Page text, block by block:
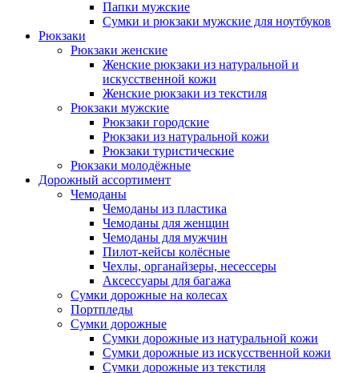
Папки мужские
Сумки и рюкзаки мужские для ноутбуков
Рюкзаки
Рюкзаки женские
Женские рюкзаки из натуральной и
искусственной кожи
Женские рюкзаки из текстиля
Рюкзаки мужские
Рюкзаки городские
Рюкзаки из натуральной кожи
Рюкзаки туристические
Рюкзаки молодёжные
Дорожный ассортимент
Чемоданы
Чемоданы из пластика
Чемоданы для женщин
Чемоданы для мужчин
Пилот-кейсы колёсные
Чехлы, органайзеры, несессеры
Аксессуары для багажа
Сумки дорожные на колесах
Портпледы
Сумки дорожные
Сумки дорожные из натуральной кожи
Сумки дорожные из искусственной кожи
Сумки дорожные из текстиля